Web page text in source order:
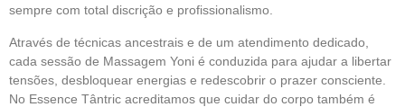
sempre com total discrição e profissionalismo.
Através de técnicas ancestrais e de um atendimento dedicado,
cada sessão de Massagem Yoni é conduzida para ajudar a libertar
tensões, desbloquear energias e redescobrir o prazer consciente.
No Essence Tântric acreditamos que cuidar do corpo também é